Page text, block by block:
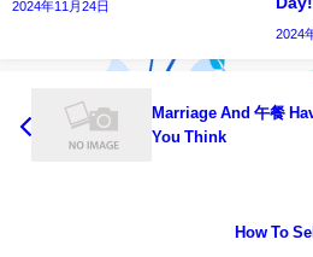
2024年11月24日
2024
Marriage And 午餐
You Think
How To